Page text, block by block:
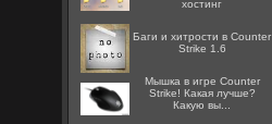
хостинг
Баги и хитрости в Counter
Strike 1.6
Мышка в игре Counter
Strike! Какая лучше?
Какую вы...